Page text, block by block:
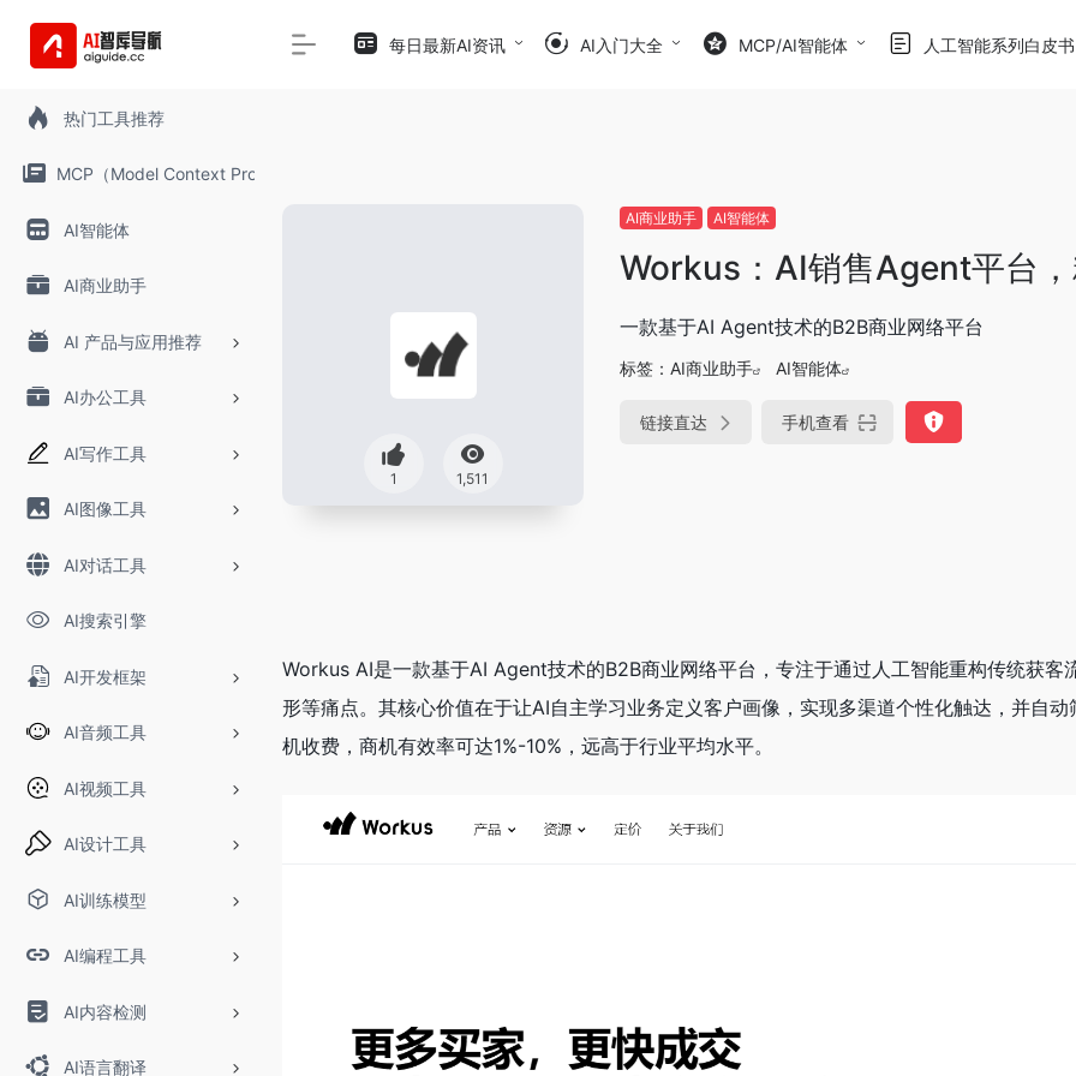
热门工具推荐
MCP（Model Context Protocol）
AI智能体
AI商业助手
AI 产品与应用推荐
AI办公工具
AI写作工具
AI图像工具
AI对话工具
AI搜索引擎
AI开发框架
AI音频工具
AI视频工具
AI设计工具
AI训练模型
AI编程工具
AI内容检测
AI语言翻译
每日最新AI资讯 AI入门大全 MCP/AI智能体 人工智能系列白皮书
1 1,511
AI商业助手 AI智能体
Workus：AI销售Agent平台
一款基于AI Agent技术的B2B商业网络平台
标签： AI商业助手 AI智能体
链接直达 手机查看
Workus AI是一款基于AI Agent技术的B2B商业网络平台，专注于通过人工智能重构传统获
形等痛点。其核心价值在于让AI自主学习业务定义客户画像，实现多渠道个性化触达，并自
机收费，商机有效率可达1%-10%，远高于行业平均水平。